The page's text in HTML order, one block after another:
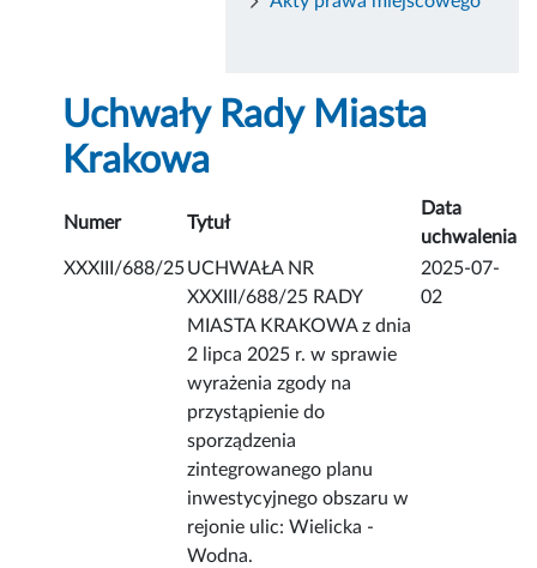
Uchwały Rady Miasta
Krakowa
Numer Tytuł
Data
uchwalenia
XXXIII/688/25UCHWAŁA NR
XXXIII/688/25 RADY
MIASTA KRAKOWA z dnia
2 lipca 2025 r. w sprawie
wyrażenia zgody na
przystąpienie do
sporządzenia
zintegrowanego planu
inwestycyjnego obszaru w
rejonie ulic: Wielicka -
Wodna.
2025-07-
02